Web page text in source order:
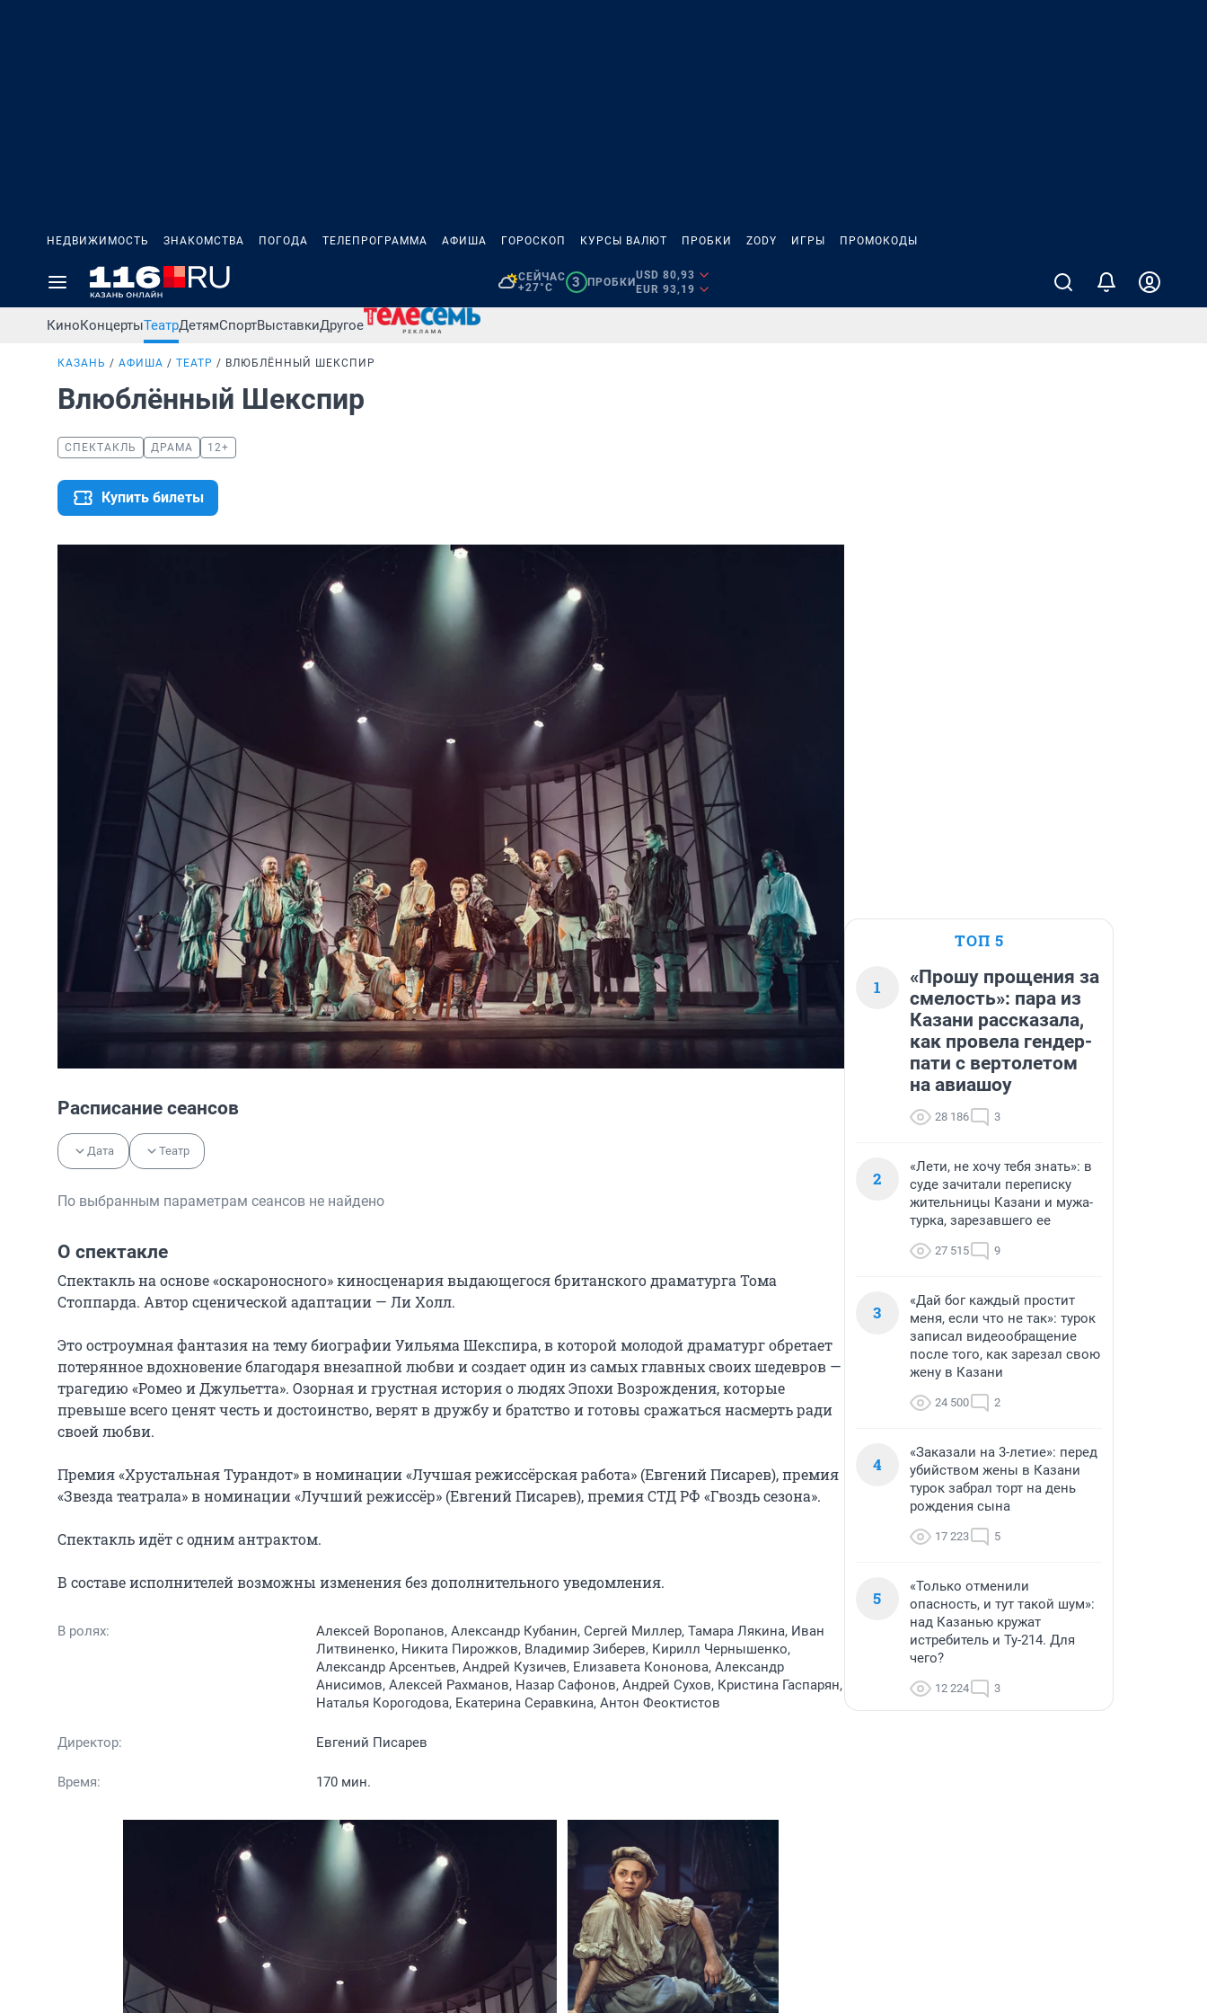
НЕДВИЖИМОСТЬ ЗНАКОМСТВА ПОГОДА ТЕЛЕПРОГРАММА АФИША ГОРОСКОП КУРСЫ ВАЛЮТ ПРОБКИ ZODY ИГРЫ ПРОМОКОДЫ
СЕЙЧАС
+27°C
3 ПРОБКИ
USD 80,93
EUR 93,19
КиноКонцертыТеатрДетямСпортВыставкиДругое
КАЗАНЬ АФИША ТЕАТР ВЛЮБЛЁННЫЙ ШЕКСПИР
Влюблённый Шекспир
СПЕКТАКЛЬ ДРАМА 12+
Купить билеты
Расписание сеансов
Дата Театр
По выбранным параметрам сеансов не найдено
О спектакле
Спектакль на основе «оскароносного» киносценария выдающегося британского драматурга Тома
Стоппарда. Автор сценической адаптации — Ли Холл.
Это остроумная фантазия на тему биографии Уильяма Шекспира, в которой молодой драматург обретает
потерянное вдохновение благодаря внезапной любви и создает один из самых главных своих шедевров —
трагедию «Ромео и Джульетта». Озорная и грустная история о людях Эпохи Возрождения, которые
превыше всего ценят честь и достоинство, верят в дружбу и братство и готовы сражаться насмерть ради
своей любви.
Премия «Хрустальная Турандот» в номинации «Лучшая режиссёрская работа» (Евгений Писарев), премия
«Звезда театрала» в номинации «Лучший режиссёр» (Евгений Писарев), премия СТД РФ «Гвоздь сезона».
Спектакль идёт с одним антрактом.
В составе исполнителей возможны изменения без дополнительного уведомления.
В ролях:
Алексей Воропанов, Александр Кубанин, Сергей Миллер, Тамара Лякина, Иван
Литвиненко, Никита Пирожков, Владимир Зиберев, Кирилл Чернышенко,
Александр Арсентьев, Андрей Кузичев, Елизавета Кононова, Александр
Анисимов, Алексей Рахманов, Назар Сафонов, Андрей Сухов, Кристина Гаспарян,
Наталья Корогодова, Екатерина Серавкина, Антон Феоктистов
Директор: Евгений Писарев
Время: 170 мин.
ТОП 5
1
«Прошу прощения за
смелость»: пара из
Казани рассказала,
как провела гендер-
пати с вертолетом
на авиашоу
28 186 3
2
«Лети, не хочу тебя знать»: в
суде зачитали переписку
жительницы Казани и мужа-
турка, зарезавшего ее
27 515 9
3
«Дай бог каждый простит
меня, если что не так»: турок
записал видеообращение
после того, как зарезал свою
жену в Казани
24 500 2
4
«Заказали на 3-летие»: перед
убийством жены в Казани
турок забрал торт на день
рождения сына
17 223 5
5
«Только отменили
опасность, и тут такой шум»:
над Казанью кружат
истребитель и Ту-214. Для
чего?
12 224 3